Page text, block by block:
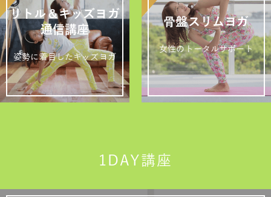
リトル＆キッズヨガ
通信講座
姿勢に着目したキッズヨガ
骨盤スリムヨガ
女性のトータルサポート
1DAY講座